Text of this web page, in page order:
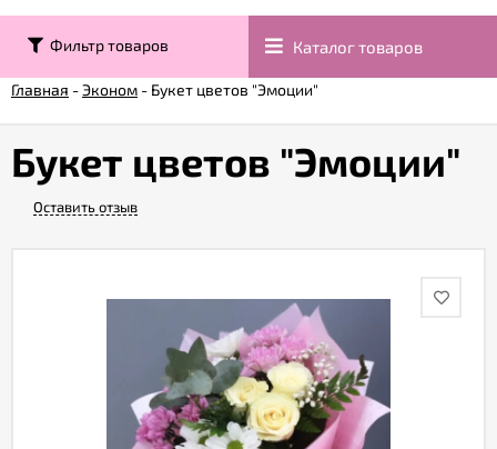
Контакты
Гарантии
Фильтр товаров Каталог товаров
Главная -Эконом - Букет цветов "Эмоции"
Букет цветов "Эмоции"
Оставить отзыв